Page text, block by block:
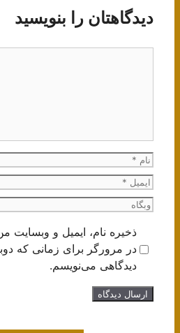
دیدگاهتان را بنویسید
نام
ایمیل
وبگاه
ذخیره نام، ایمیل و وبسایت من
در مرورگر برای زمانی که
دیدگاهی می‌نویسم.